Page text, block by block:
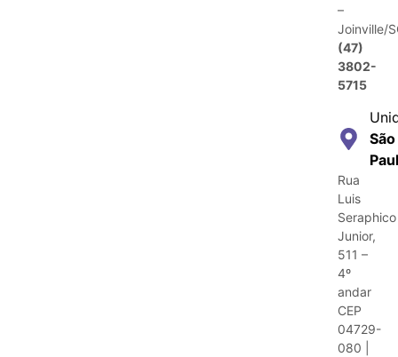
–
Joinville/
(47)
3802-
5715
São
Rua
Luis
Seraphico
Junior,
511 –
4º
andar
CEP
04729-
080 |